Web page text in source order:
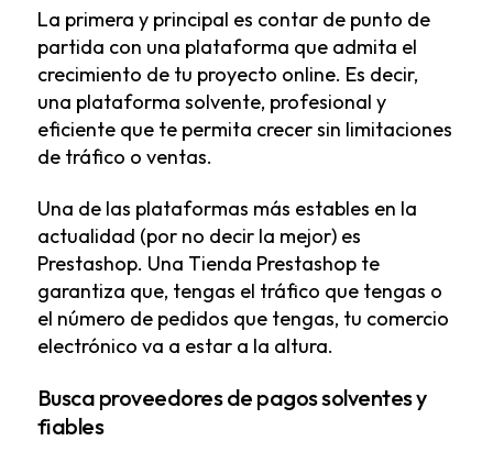
La primera y principal es contar de punto de
partida con una plataforma que admita el
crecimiento de tu proyecto online. Es decir,
una plataforma solvente, profesional y
eficiente que te permita crecer sin limitaciones
de tráfico o ventas.
Una de las plataformas más estables en la
actualidad (por no decir la mejor) es
Prestashop. Una Tienda Prestashop te
garantiza que, tengas el tráfico que tengas o
el número de pedidos que tengas, tu comercio
electrónico va a estar a la altura.
Busca proveedores de pagos solventes y
fiables